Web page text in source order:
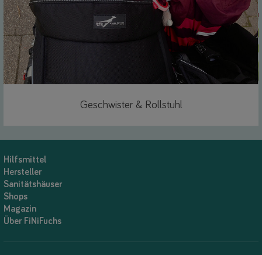
Geschwister & Rollstuhl
Link
Hilfsmittel
Hersteller
Sanitätshäuser
Shops
Magazin
Über FiNiFuchs